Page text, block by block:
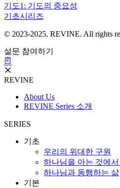
기도1: 기도의 중요성
기초시리즈
© 2023-2025. REVINE. All rights
설문 참여하기
REVINE
About Us
REVINE Series 소개
SERIES
기초
우리의 위대한 구원
하나님을 아는 것에
하나님과 동행하는 삶
기본